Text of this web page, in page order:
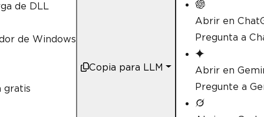
de DLL
de Windows
gratis
Copia para LLM
Abrir en
Pregunta a
Abrir en
Pregunte a